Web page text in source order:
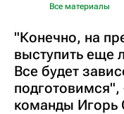
Все материалы
"Конечно, на
выступить еще
Все будет
команды